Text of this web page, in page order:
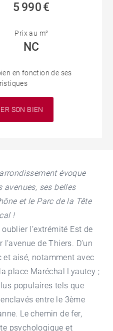
5 990 €
Prix au m²
NC
en fonction de ses
SON BIEN
évoque
ses belles
et le Parc de la Tête
!
l’extrémité Est de
de Thiers. D’un
aisé, notamment avec
place Maréchal Lyautey ;
populaires tels que
entre le 3ème
Le chemin de fer,
psychologique et